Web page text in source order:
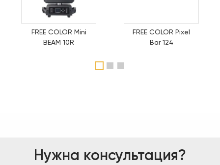
FREE COLOR Mini
BEAM 10R
FREE COLOR Pixel
Bar 124
Нужна консультация?